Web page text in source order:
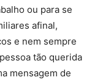
ou para se
afinal,
e nem sempre
tão querida
mensagem de